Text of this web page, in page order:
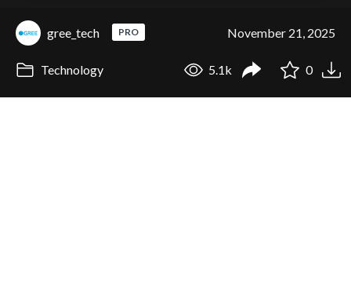
gree_tech PRO November 21, 2025
Technology 5.1k 0